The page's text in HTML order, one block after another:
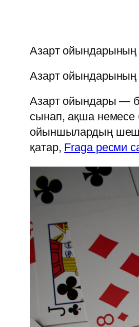
Азарт ойындарының
Азарт ойындарының
Азарт ойындары —
сынап, ақша немесе
ойыншылардың
қатар, Fraga ресми